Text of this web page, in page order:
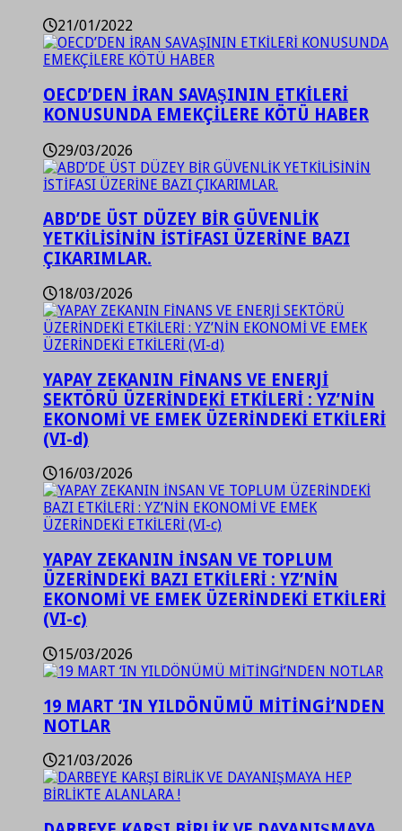
21/01/2022
OECD’DEN İRAN SAVAŞININ ETKİLERİ
KONUSUNDA EMEKÇİLERE KÖTÜ HABER
29/03/2026
ABD’DE ÜST DÜZEY BİR GÜVENLİK
YETKİLİSİNİN İSTİFASI ÜZERİNE BAZI
ÇIKARIMLAR.
18/03/2026
YAPAY ZEKANIN FİNANS VE ENERJİ
SEKTÖRÜ ÜZERİNDEKİ ETKİLERİ : YZ’NİN
EKONOMİ VE EMEK ÜZERİNDEKİ ETKİLERİ
(VI-d)
16/03/2026
YAPAY ZEKANIN İNSAN VE TOPLUM
ÜZERİNDEKİ BAZI ETKİLERİ : YZ’NİN
EKONOMİ VE EMEK ÜZERİNDEKİ ETKİLERİ
(VI-c)
15/03/2026
19 MART ‘IN YILDÖNÜMÜ MİTİNGİ’NDEN
NOTLAR
21/03/2026